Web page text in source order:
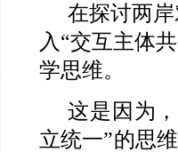
在探讨两
入“交互主体
学思维。
这是因为
立统一”的思